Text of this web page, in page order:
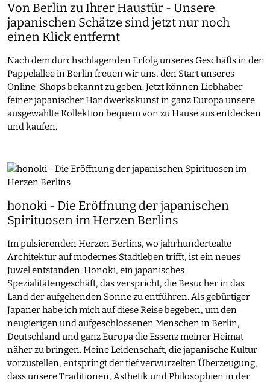
Von Berlin zu Ihrer Haustür - Unsere
japanischen Schätze sind jetzt nur noch
einen Klick entfernt
Nach dem durchschlagenden Erfolg unseres Geschäfts in der
Pappelallee in Berlin freuen wir uns, den Start unseres
Online-Shops bekannt zu geben. Jetzt können Liebhaber
feiner japanischer Handwerkskunst in ganz Europa unsere
ausgewählte Kollektion bequem von zu Hause aus entdecken
und kaufen.
honoki - Die Eröffnung der japanischen
Spirituosen im Herzen Berlins
Im pulsierenden Herzen Berlins, wo jahrhundertealte
Architektur auf modernes Stadtleben trifft, ist ein neues
Juwel entstanden: Honoki, ein japanisches
Spezialitätengeschäft, das verspricht, die Besucher in das
Land der aufgehenden Sonne zu entführen. Als gebürtiger
Japaner habe ich mich auf diese Reise begeben, um den
neugierigen und aufgeschlossenen Menschen in Berlin,
Deutschland und ganz Europa die Essenz meiner Heimat
näher zu bringen. Meine Leidenschaft, die japanische Kultur
vorzustellen, entspringt der tief verwurzelten Überzeugung,
dass unsere Traditionen, Ästhetik und Philosophien in der